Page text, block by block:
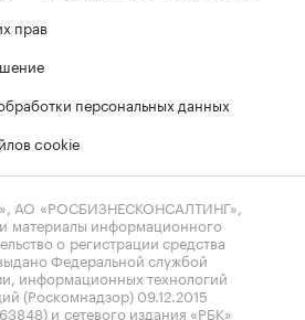
прав
персональных данных
cookie
АО «РОСБИЗНЕСКОНСАЛТИНГ»,
материалы информационного
о регистрации средства
Федеральной службой
информационных технологий
(Роскомнадзор) 09.12.2015
и сетевого издания «РБК»